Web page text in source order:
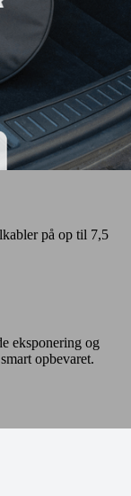
på op til 7,5
eksponering og
opbevaret.